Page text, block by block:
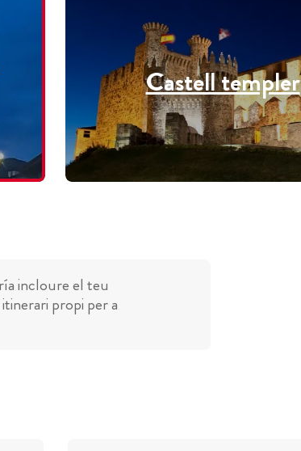
Castell templer
incloure el teu
propi per a